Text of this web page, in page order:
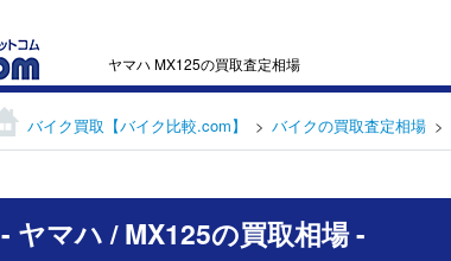
ヤマハ MX125の買取査定相場
バイク買取【バイク比較.com】 バイクの買取査定相場
- ヤマハ / MX125の買取相場 -